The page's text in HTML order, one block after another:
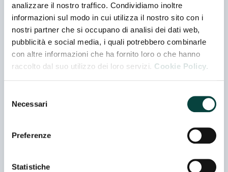
analizzare il nostro traffico. Condividiamo inoltre
informazioni sul modo in cui utilizza il nostro sito con i
nostri partner che si occupano di analisi dei dati web,
pubblicità e social media, i quali potrebbero combinarle
con altre informazioni che ha fornito loro o che hanno
raccolto dal suo utilizzo dei loro servizi. Cookie Policy.
delNecessari
Preferenze
Statistiche